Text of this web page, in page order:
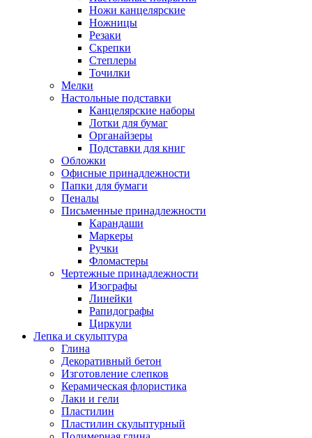
Ножи канцелярские
Ножницы
Резаки
Скрепки
Степлеры
Точилки
Мелки
Настольные подставки
Канцелярские наборы
Лотки для бумаг
Органайзеры
Подставки для книг
Обложки
Офисные принадлежности
Папки для бумаги
Пеналы
Письменные принадлежности
Карандаши
Маркеры
Ручки
Фломастеры
Чертежные принадлежности
Изографы
Линейки
Рапидографы
Циркули
Лепка и скульптура
Глина
Декоративный бетон
Изготовление слепков
Керамическая флористика
Лаки и гели
Пластилин
Пластилин скульптурный